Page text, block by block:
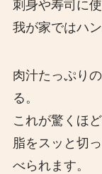
刺身や寿司に
我が家ではハ
肉汁たっぷり
る。
これが驚くほ
脂をスッと切
べられます。